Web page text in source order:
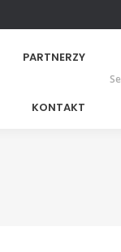
PARTNERZY
KONTAKT